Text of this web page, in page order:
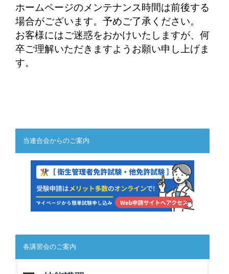
ホームページのメンテナンス時間は前後する
場合がございます。予めご了承ください。
お客様にはご迷惑をおかけいたしますが、何
卒ご理解いただきますようお願い申し上げま
す。
当連合会からのご案内
各講習会のご案内